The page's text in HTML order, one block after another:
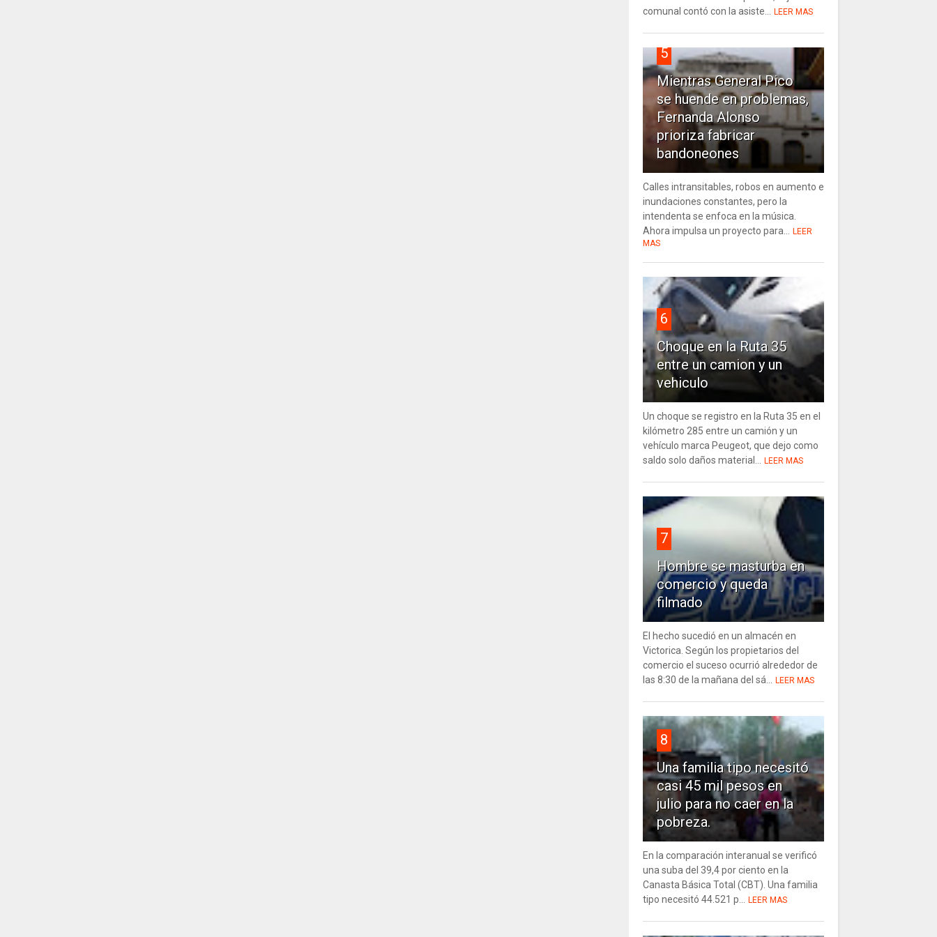
comunal contó con la asiste... LEER MAS
5
Mientras General Pico
se huende en problemas,
Fernanda Alonso
prioriza fabricar
bandoneones
Calles intransitables, robos en aumento e
inundaciones constantes, pero la
intendenta se enfoca en la música.
Ahora impulsa un proyecto para... LEER
MAS
6
Choque en la Ruta 35
entre un camion y un
vehiculo
Un choque se registro en la Ruta 35 en el
kilómetro 285 entre un camión y un
vehículo marca Peugeot, que dejo como
saldo solo daños material... LEER MAS
7
Hombre se masturba en
comercio y queda
filmado
El hecho sucedió en un almacén en
Victorica. Según los propietarios del
comercio el suceso ocurrió alrededor de
las 8:30 de la mañana del sá... LEER MAS
8
Una familia tipo necesitó
casi 45 mil pesos en
julio para no caer en la
pobreza.
En la comparación interanual se verificó
una suba del 39,4 por ciento en la
Canasta Básica Total (CBT). Una familia
tipo necesitó 44.521 p... LEER MAS